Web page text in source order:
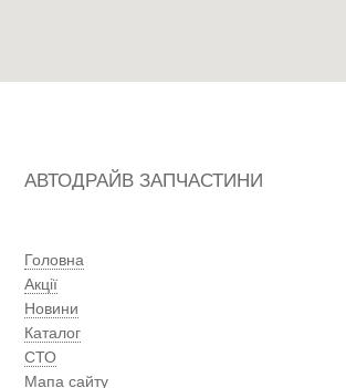
АВТОДРАЙВ ЗАПЧАСТИНИ
Головна
Акції
Новини
Каталог
СТО
Мапа сайту